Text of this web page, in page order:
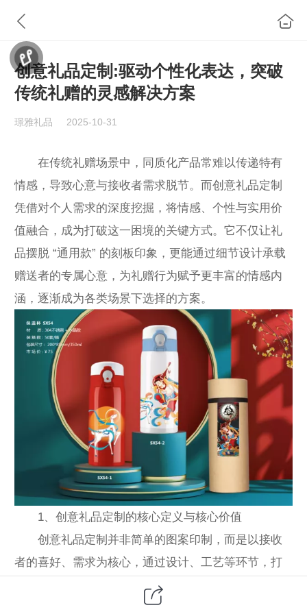
创意礼品定制:驱动个性化表达，突破
传统礼赠的灵感解决方案
璟雅礼品 2025-10-31
在传统礼赠场景中，同质化产品常难以传递特有
情感，导致心意与接收者需求脱节。而创意礼品定制
凭借对个人需求的深度挖掘，将情感、个性与实用价
值融合，成为打破这一困境的关键方式。它不仅让礼
品摆脱 “通用款” 的刻板印象，更能通过细节设计承载
赠送者的专属心意，为礼赠行为赋予更丰富的情感内
涵，逐渐成为各类场景下选择的方案。
1、创意礼品定制的核心定义与核心价值
创意礼品定制并非简单的图案印制，而是以接收
者的喜好、需求为核心，通过设计、工艺等环节，打
造具有专属属性礼品的过程。其核心价值体现在两方
面：一是情感传递的精准性，能将赠送者的想法、与